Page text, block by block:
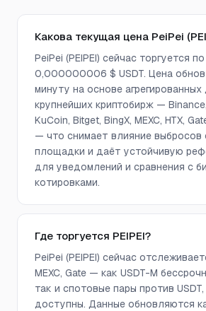
Какова текущая цена PeiPei
PeiPei (PEIPEI) сейчас торгуется по
0,000000006 $ USDT. Цена
минуту на основе
крупнейших криптобирж —
KuCoin, Bitget, BingX, MEXC, HTX,
— что снимает влияние выбросов
площадки и даёт устойчивую
для уведомлений и сравнения с
котировками.
Где торгуется PEIPEI?
PeiPei (PEIPEI) сейчас
MEXC, Gate — как USDT-M
так и спотовые пары против
доступны. Данные обновляются